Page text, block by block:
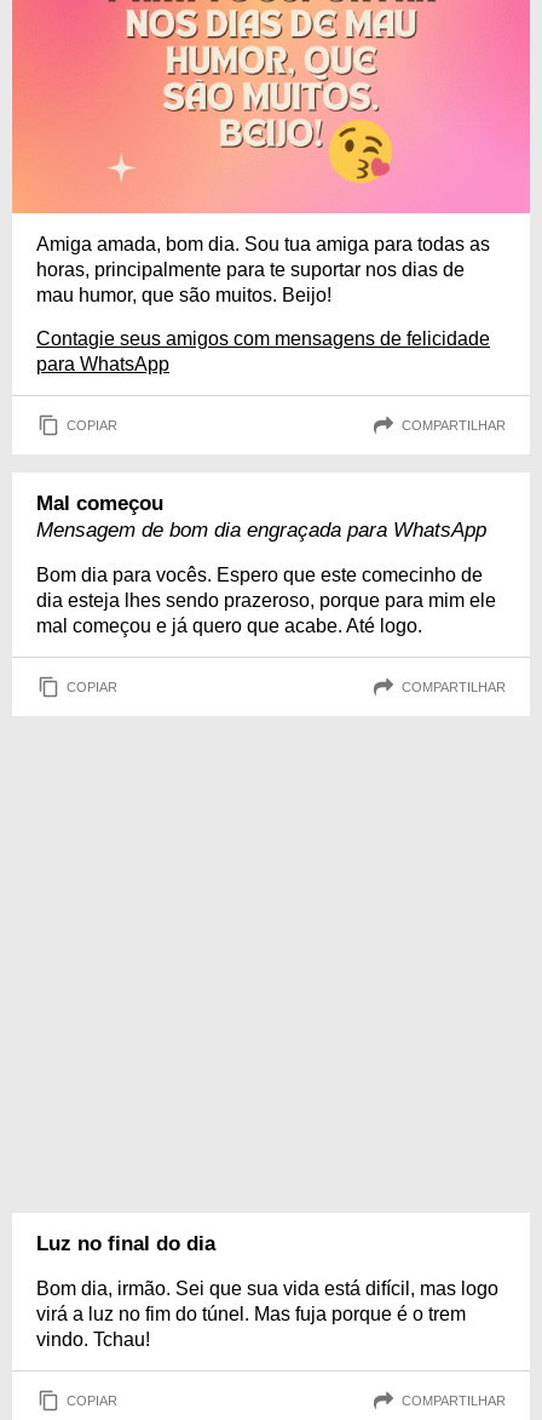
Amiga amada, bom dia. Sou tua amiga para todas as
horas, principalmente para te suportar nos dias de
mau humor, que são muitos. Beijo!
Contagie seus amigos com mensagens de felicidade
para WhatsApp
COPIAR COMPARTILHAR
Mal começou
Mensagem de bom dia engraçada para WhatsApp
Bom dia para vocês. Espero que este comecinho de
dia esteja lhes sendo prazeroso, porque para mim ele
mal começou e já quero que acabe. Até logo.
COPIAR COMPARTILHAR
Luz no final do dia
Bom dia, irmão. Sei que sua vida está difícil, mas logo
virá a luz no fim do túnel. Mas fuja porque é o trem
vindo. Tchau!
COPIAR COMPARTILHAR